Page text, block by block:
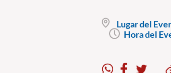
Lugar del
Hora del